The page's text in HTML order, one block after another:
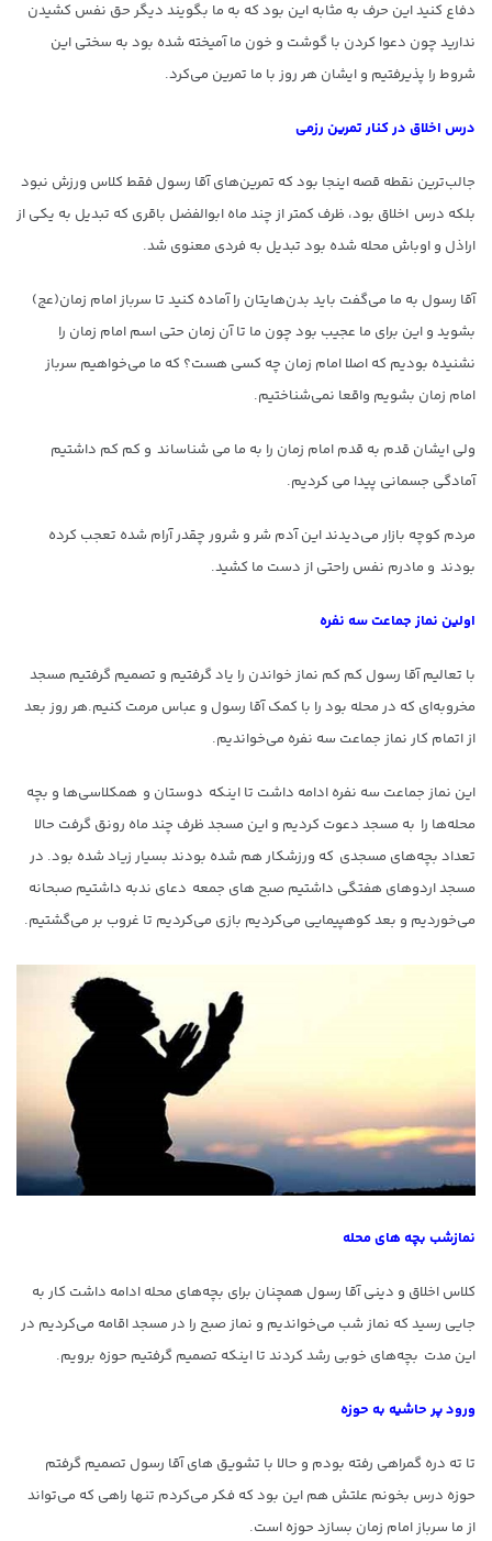
دفاع کنید این حرف به مثابه این بود که به ما بگویند دیگر حق نفس کشیدن
ندارید چون دعوا کردن با گوشت و خون ما آمیخته شده بود به سختی این
شروط را پذیرفتیم و ایشان هر روز با ما تمرین می‌کرد.
درس اخلاق در کنار تمرین رزمی
جالب‌ترین نقطه قصه اینجا بود که تمرین‌های آقا رسول فقط کلاس ورزش نبود
بلکه درس اخلاق بود، ظرف کمتر از چند ماه ابوالفضل باقری که تبدیل به یکی از
اراذل و اوباش محله شده بود تبدیل به فردی معنوی شد.
آقا رسول به ما می‌گفت باید بدن‌هایتان را آماده کنید تا سرباز امام زمان(عج)
بشوید و این برای ما عجیب بود چون ما تا آن زمان حتی اسم امام زمان را
نشنیده بودیم که اصلا امام زمان چه کسی هست؟ که ما می‌خواهیم سرباز
امام زمان بشویم واقعا نمی‌شناختیم.
ولی ایشان قدم به قدم امام زمان را به ما می شناساند و کم کم داشتیم
آمادگی جسمانی پیدا می کردیم.
مردم کوچه بازار می‌دیدند این آدم شر و شرور چقدر آرام شده تعجب کرده
بودند و مادرم نفس راحتی از دست ما کشید.
اولین نماز جماعت سه نفره
با تعالیم آقا رسول کم کم نماز خواندن را یاد گرفتیم و تصمیم گرفتیم مسجد
مخروبه‌ای که در محله بود را با کمک آقا رسول و عباس مرمت کنیم.هر روز بعد
از اتمام کار نماز جماعت سه نفره می‌خواندیم.
این نماز جماعت سه نفره ادامه داشت تا اینکه دوستان و همکلاسی‌ها و بچه
محله‌ها را به مسجد دعوت کردیم و این مسجد ظرف چند ماه رونق گرفت حالا
تعداد بچه‌های مسجدی که ورزشکار هم شده بودند بسیار زیاد شده بود. در
مسجد اردوهای هفتگی داشتیم صبح های جمعه دعای ندبه داشتیم صبحانه
می‌خوردیم و بعد کوهپیمایی می‌کردیم بازی می‌کردیم تا غروب بر می‌گشتیم.
نمازشب بچه های محله
کلاس اخلاق و دینی آقا رسول همچنان برای بچه‌های محله ادامه داشت کار به
جایی رسید که نماز شب می‌خواندیم و نماز صبح را در مسجد اقامه می‌کردیم در
این مدت بچه‌های خوبی رشد کردند تا اینکه تصمیم گرفتیم حوزه برویم.
ورود پر حاشیه به حوزه
تا ته دره گمراهی رفته بودم و حالا با تشویق های آقا رسول تصمیم گرفتم
حوزه درس بخونم علتش هم این بود که فکر می‌کردم تنها راهی که می‌تواند
از ما سرباز امام زمان بسازد حوزه است.